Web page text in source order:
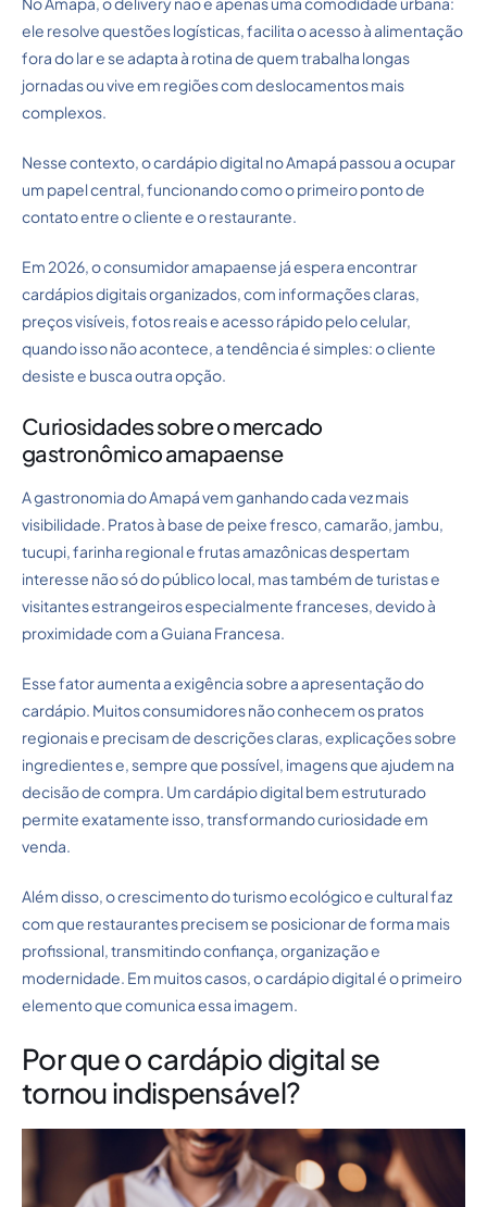
ele resolve questões logísticas, facilita o acesso à alimentação
fora do lar e se adapta à rotina de quem trabalha longas
jornadas ou vive em regiões com deslocamentos mais
complexos.
Nesse contexto, o cardápio digital no Amapá passou a ocupar
um papel central, funcionando como o primeiro ponto de
contato entre o cliente e o restaurante.
Em 2026, o consumidor amapaense já espera encontrar
cardápios digitais organizados, com informações claras,
preços visíveis, fotos reais e acesso rápido pelo celular,
quando isso não acontece, a tendência é simples: o cliente
desiste e busca outra opção.
Curiosidades sobre o mercado
gastronômico amapaense
A gastronomia do Amapá vem ganhando cada vez mais
visibilidade. Pratos à base de peixe fresco, camarão, jambu,
tucupi, farinha regional e frutas amazônicas despertam
interesse não só do público local, mas também de turistas e
visitantes estrangeiros especialmente franceses, devido à
proximidade com a Guiana Francesa.
Esse fator aumenta a exigência sobre a apresentação do
cardápio. Muitos consumidores não conhecem os pratos
regionais e precisam de descrições claras, explicações sobre
ingredientes e, sempre que possível, imagens que ajudem na
decisão de compra. Um cardápio digital bem estruturado
permite exatamente isso, transformando curiosidade em
venda.
Além disso, o crescimento do turismo ecológico e cultural faz
com que restaurantes precisem se posicionar de forma mais
profissional, transmitindo confiança, organização e
modernidade. Em muitos casos, o cardápio digital é o primeiro
elemento que comunica essa imagem.
Por que o cardápio digital se
tornou indispensável?